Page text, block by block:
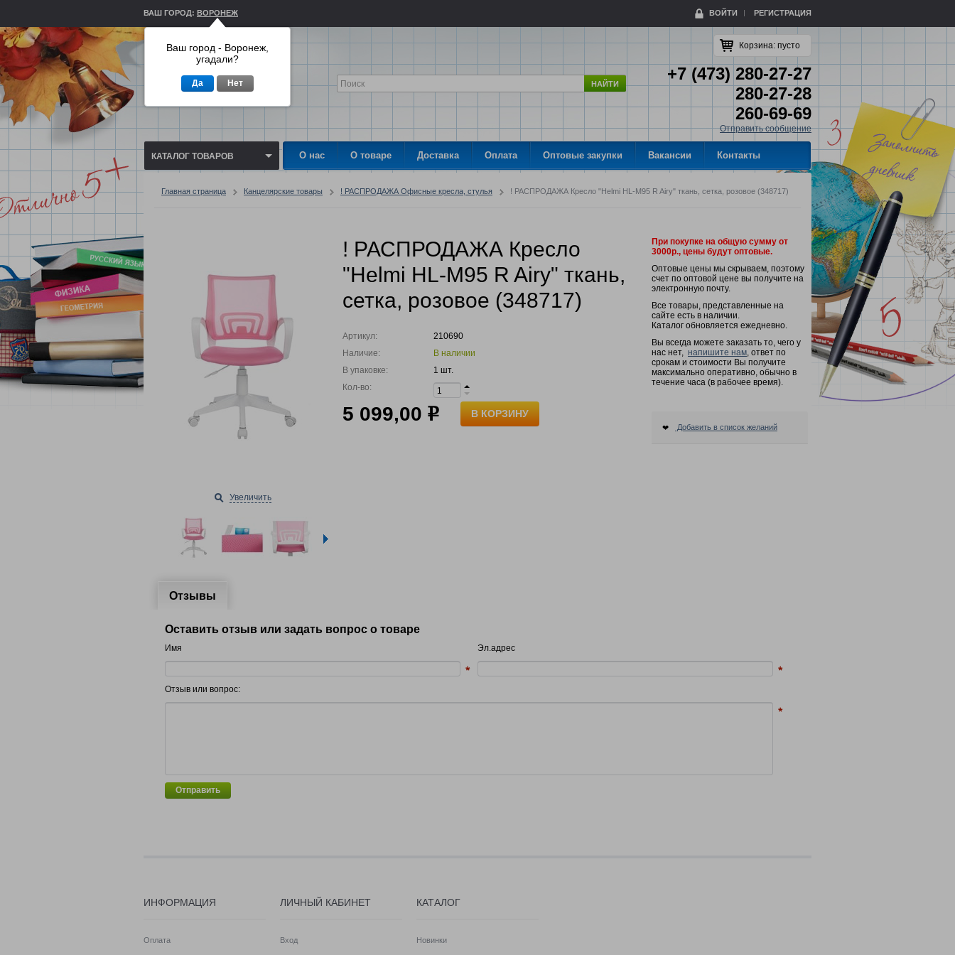
ВАШ ГОРОД: ВОРОНЕЖ ВОЙТИ РЕГИСТРАЦИЯ
НАЙТИ
Корзина: пусто
+7 (473) 280-27-27
280-27-28
260-69-69
Отправить сообщение
КАТАЛОГ ТОВАРОВ О нас О товаре Доставка Оплата Оптовые закупки Вакансии Контакты
Главная страница Канцелярские товары ! РАСПРОДАЖА Офисные кресла, стулья ! РАСПРОДАЖА Кресло "Helmi HL-M95 R Airy" ткань, сетка, розовое (348717)
Увеличить
! РАСПРОДАЖА Кресло
"Helmi HL-M95 R Airy" ткань,
сетка, розовое (348717)
Артикул:
210690
Наличие:
В наличии
В упаковке:
1 шт.
Кол-во:
5 099,00 р В КОРЗИНУ
При покупке на общую сумму от
3000р., цены будут оптовые.
Оптовые цены мы скрываем, поэтому
счет по оптовой цене вы получите на
электронную почту.
Все товары, представленные на
сайте есть в наличии.
Каталог обновляется ежедневно.
Вы всегда можете заказать то, чего у
нас нет, напишите нам, ответ по
срокам и стоимости Вы получите
максимально оперативно, обычно в
течение часа (в рабочее время).
Добавить в список желаний
Отзывы
Оставить отзыв или задать вопрос о товаре
Имя Эл.адрес
Отзыв или вопрос:
Отправить
ИНФОРМАЦИЯ
Оплата
ЛИЧНЫЙ КАБИНЕТ
Вход
КАТАЛОГ
Новинки
Ваш город - Воронеж,
угадали?
Да Нет